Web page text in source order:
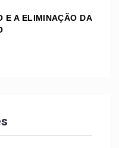
E A ELIMINAÇÃO DA